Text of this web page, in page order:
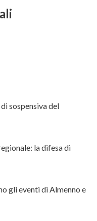
sospensiva del
la difesa di
gli eventi di Almenno e